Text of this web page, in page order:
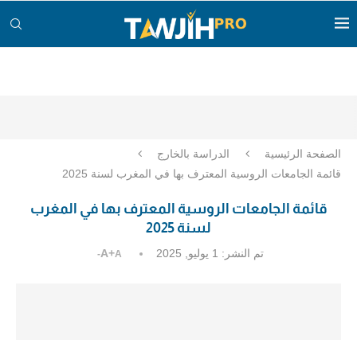
الصفحة الرئيسية
الدراسة بالخارج
قائمة الجامعات الروسية المعترف بها في المغرب لسنة 2025
قائمة الجامعات الروسية المعترف بها في المغرب
لسنة 2025
تم النشر: A+A-